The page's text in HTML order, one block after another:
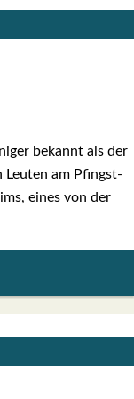
bekannt als der
Leu­ten am Pfingst­
eines von der